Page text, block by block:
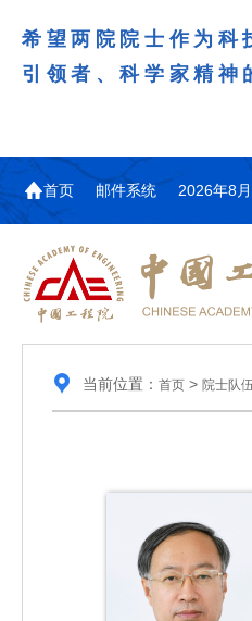
希望两院院士作为科
引领者、科学家精
首页 邮件系统 2026年8
当前位置： 首页> 院士队伍